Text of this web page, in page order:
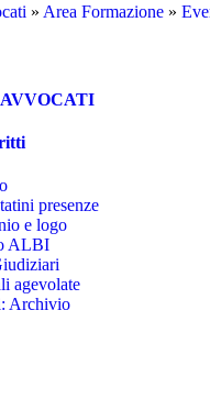
» Area Formazione »
presenze
e logo
ALBI
agevolate
Archivio